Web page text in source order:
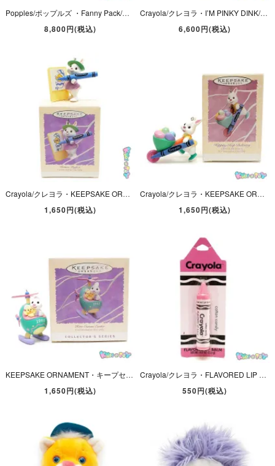
Popples/ポップルズ ・Fanny Pack/Waist Bag・ぬいぐるみウェストポーチ・Puzzle/パズル・高さ約23cm
8,800円(税込)
Crayola/クレヨラ・I’M PINKY DINK/アイムピンキーディンク・ぬいぐるみ・Paint Can/ペイント缶・1989年
6,600円(税込)
Crayola/クレヨラ・KEEPSAKE ORNAMENT/キープセイクオーナメント・Picture Perfect/ピクチャーパーフェクト・イースターバニー・1995年・Hallmark
1,650円(税込)
Crayola/クレヨラ・KEEPSAKE ORNAMENT・オーナメント・Hippity-Hop Delivery/ヒッピティホップデリバリー・イースターバニー・1996年・Hallmark
1,650円(税込)
KEEPSAKE ORNAMENT・キープセイクオーナメント・Here Comes Easter/ヒアカムズイースター・バニー・1995年・Hallmark
1,650円(税込)
Crayola/クレヨラ・FLAVORED LIP BALM/フレーバーリップバーム・Cotto Candy/コットンキャンディ・2015年
550円(税込)